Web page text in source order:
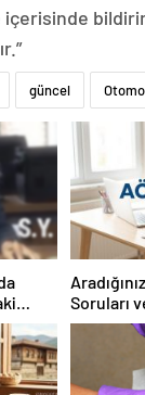
içerisinde
güncel
Soruları
Forumu